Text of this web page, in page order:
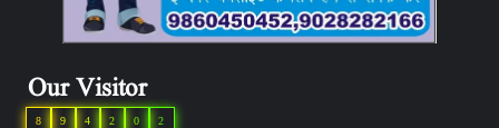
Our Visitor
2
0
2
4
9
8